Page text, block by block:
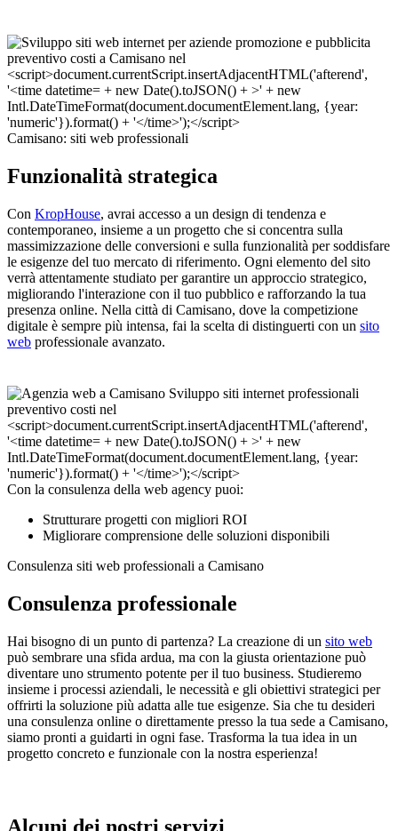
Camisano: siti web professionali
Funzionalità strategica
Con KropHouse, avrai accesso a un design di tendenza e
contemporaneo, insieme a un progetto che si concentra sulla
massimizzazione delle conversioni e sulla funzionalità per soddisfare
le esigenze del tuo mercato di riferimento. Ogni elemento del sito
verrà attentamente studiato per garantire un approccio strategico,
migliorando l'interazione con il tuo pubblico e rafforzando la tua
presenza online. Nella città di Camisano, dove la competizione
digitale è sempre più intensa, fai la scelta di distinguerti con un sito
web professionale avanzato.
Con la consulenza della web agency puoi:
Strutturare progetti con migliori ROI
Migliorare comprensione delle soluzioni disponibili
Consulenza siti web professionali a Camisano
Consulenza professionale
Hai bisogno di un punto di partenza? La creazione di un sito web
può sembrare una sfida ardua, ma con la giusta orientazione può
diventare uno strumento potente per il tuo business. Studieremo
insieme i processi aziendali, le necessità e gli obiettivi strategici per
offrirti la soluzione più adatta alle tue esigenze. Sia che tu desideri
una consulenza online o direttamente presso la tua sede a Camisano,
siamo pronti a guidarti in ogni fase. Trasforma la tua idea in un
progetto concreto e funzionale con la nostra esperienza!